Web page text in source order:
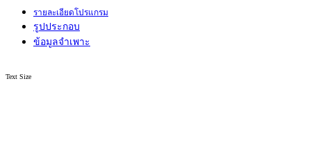
รายละเอียดโปรแกรม
รูปประกอบ
ข้อมูลจำเพาะ
Text Size